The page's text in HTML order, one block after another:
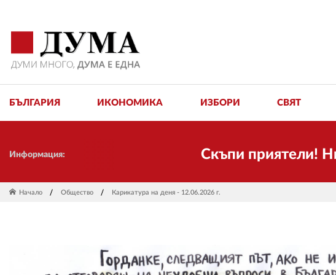
БЪЛГАРИЯ ИКОНОМИКА ИЗБОРИ СВЯТ
Информация: Скъпи приятели! Ние
Начало Общество Карикатура на деня - 12.06.2026 г.